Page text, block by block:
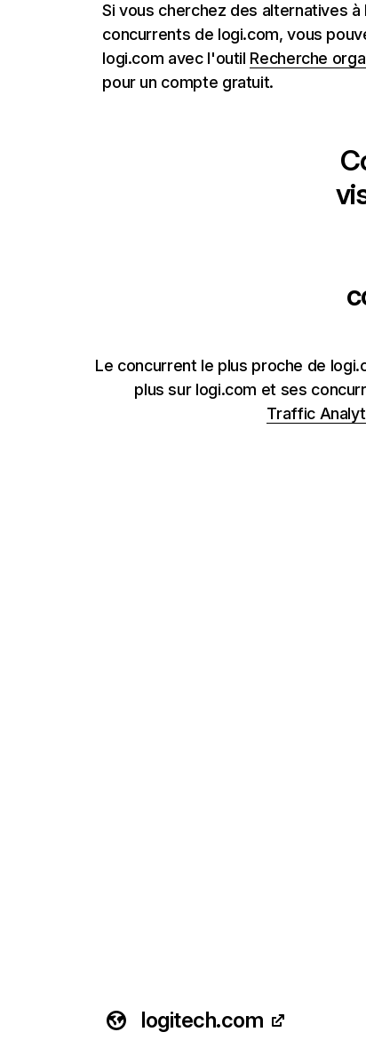
Si vous cherchez des alternatives
concurrents de logi.com, vous
logi.com avec l'outil Recherche
pour un compte gratuit.
Le concurrent le plus proche de
plus sur logi.com et ses
Traffic
logitech.com